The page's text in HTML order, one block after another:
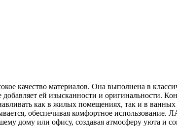
качество материалов. Она выполнена в
ей изысканности и оригинальности.
как в жилых помещениях, так и в
обеспечивая комфортное
дому или офису, создавая атмосферу уюта и